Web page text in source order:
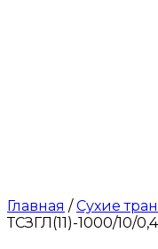
Главная /Сухие
ТСЗГЛ(11)-1000/10/